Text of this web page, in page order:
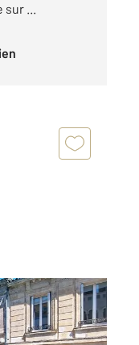
sur ...